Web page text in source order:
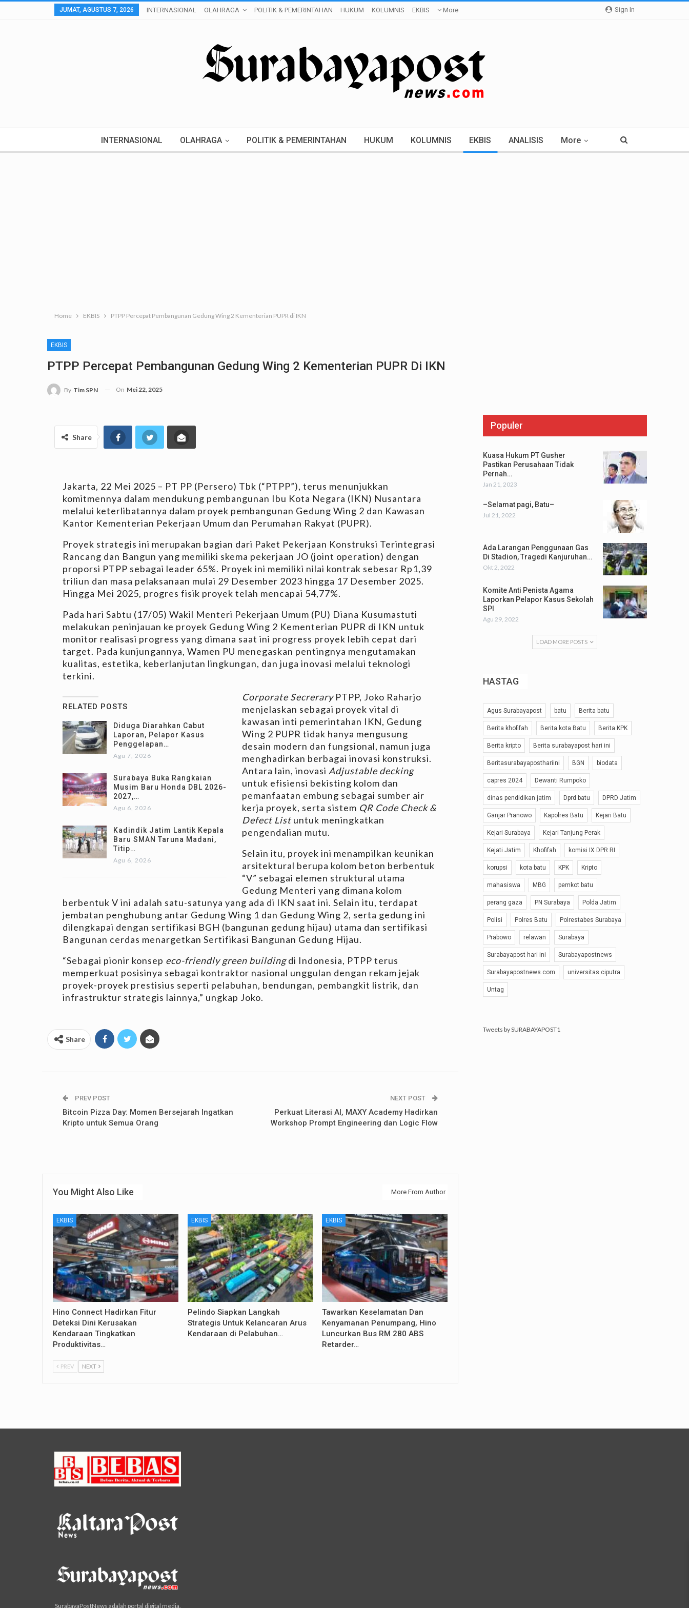
Sign In
JUMAT, AGUSTUS 7, 2026 INTERNASIONAL OLAHRAGA POLITIK & PEMERINTAHAN HUKUM KOLUMNIS EKBIS More
INTERNASIONAL OLAHRAGA POLITIK & PEMERINTAHAN HUKUM KOLUMNIS EKBIS ANALISIS More
Home EKBIS PTPP Percepat Pembangunan Gedung Wing 2 Kementerian PUPR di IKN
EKBIS
PTPP Percepat Pembangunan Gedung Wing 2 Kementerian PUPR Di IKN
By Tim SPN On Mei 22, 2025
Share
Jakarta, 22 Mei 2025 – PT PP (Persero) Tbk (“PTPP”), terus menunjukkan
komitmennya dalam mendukung pembangunan Ibu Kota Negara (IKN) Nusantara
melalui keterlibatannya dalam proyek pembangunan Gedung Wing 2 dan Kawasan
Kantor Kementerian Pekerjaan Umum dan Perumahan Rakyat (PUPR).
Proyek strategis ini merupakan bagian dari Paket Pekerjaan Konstruksi Terintegrasi
Rancang dan Bangun yang memiliki skema pekerjaan JO (joint operation) dengan
proporsi PTPP sebagai leader 65%. Proyek ini memiliki nilai kontrak sebesar Rp1,39
triliun dan masa pelaksanaan mulai 29 Desember 2023 hingga 17 Desember 2025.
Hingga Mei 2025, progres fisik proyek telah mencapai 54,77%.
Pada hari Sabtu (17/05) Wakil Menteri Pekerjaan Umum (PU) Diana Kusumastuti
melakukan peninjauan ke proyek Gedung Wing 2 Kementerian PUPR di IKN untuk
monitor realisasi progress yang dimana saat ini progress proyek lebih cepat dari
target. Pada kunjungannya, Wamen PU menegaskan pentingnya mengutamakan
kualitas, estetika, keberlanjutan lingkungan, dan juga inovasi melalui teknologi
terkini.
RELATED POSTS
Diduga Diarahkan Cabut
Laporan, Pelapor Kasus
Penggelapan…
Agu 7, 2026
Surabaya Buka Rangkaian
Musim Baru Honda DBL 2026-
2027,…
Agu 6, 2026
Kadindik Jatim Lantik Kepala
Baru SMAN Taruna Madani,
Titip…
Agu 6, 2026
Corporate SecreraryPTPP, Joko Raharjo
menjelaskan sebagai proyek vital di
kawasan inti pemerintahan IKN, Gedung
Wing 2 PUPR tidak hanya mengusung
desain modern dan fungsional, namun juga
menghadirkan berbagai inovasi konstruksi.
Antara lain, inovasi Adjustable decking
untuk efisiensi bekisting kolom dan
pemanfaatan embung sebagai sumber air
kerja proyek, serta sistem QR Code Check &
Defect Listuntuk meningkatkan
pengendalian mutu.
Selain itu, proyek ini menampilkan keunikan
arsitektural berupa kolom beton berbentuk
“V” sebagai elemen struktural utama
Gedung Menteri yang dimana kolom
berbentuk V ini adalah satu-satunya yang ada di IKN saat ini. Selain itu, terdapat
jembatan penghubung antar Gedung Wing 1 dan Gedung Wing 2, serta gedung ini
dilengkapai dengan sertifikasi BGH (bangunan gedung hijau) utama dan sertifikasi
Bangunan cerdas menargetkan Sertifikasi Bangunan Gedung Hijau.
“Sebagai pionir konsep eco-friendly green buildingdi Indonesia, PTPP terus
memperkuat posisinya sebagai kontraktor nasional unggulan dengan rekam jejak
proyek-proyek prestisius seperti pelabuhan, bendungan, pembangkit listrik, dan
infrastruktur strategis lainnya,” ungkap Joko.
Share
PREV POST
Bitcoin Pizza Day: Momen Bersejarah Ingatkan
Kripto untuk Semua Orang
NEXT POST
Perkuat Literasi AI, MAXY Academy Hadirkan
Workshop Prompt Engineering dan Logic Flow
You Might Also Like More From Author
EKBIS
Hino Connect Hadirkan Fitur
Deteksi Dini Kerusakan
Kendaraan Tingkatkan
Produktivitas…
EKBIS
Pelindo Siapkan Langkah
Strategis Untuk Kelancaran Arus
Kendaraan di Pelabuhan…
EKBIS
Tawarkan Keselamatan Dan
Kenyamanan Penumpang, Hino
Luncurkan Bus RM 280 ABS
Retarder…
PREV NEXT
Populer
Kuasa Hukum PT Gusher
Pastikan Perusahaan Tidak
Pernah…
Jan 21, 2023
–Selamat pagi, Batu–
Jul 21, 2022
Ada Larangan Penggunaan Gas
Di Stadion, Tragedi Kanjuruhan…
Okt 2, 2022
Komite Anti Penista Agama
Laporkan Pelapor Kasus Sekolah
SPI
Agu 29, 2022
LOAD MORE POSTS
HASTAG
Agus Surabayapost batu Berita batu
Berita khofifah Berita kota Batu Berita KPK
Berita kripto Berita surabayapost hari ini
Beritasurabayaposthariini BGN biodata
capres 2024 Dewanti Rumpoko
dinas pendidikan jatim Dprd batu DPRD Jatim
Ganjar Pranowo Kapolres Batu Kejari Batu
Kejari Surabaya Kejari Tanjung Perak
Kejati Jatim Khofifah komisi IX DPR RI
korupsi kota batu KPK Kripto
mahasiswa MBG pemkot batu
perang gaza PN Surabaya Polda Jatim
Polisi Polres Batu Polrestabes Surabaya
Prabowo relawan Surabaya
Surabayapost hari ini Surabayapostnews
Surabayapostnews.com universitas ciputra
Untag
Tweets by SURABAYAPOST1
SurabayaPostNews adalah portal digital media.